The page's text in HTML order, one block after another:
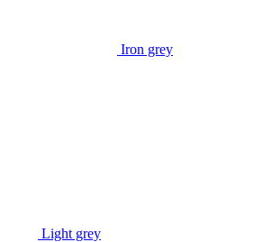
Iron grey
Light grey